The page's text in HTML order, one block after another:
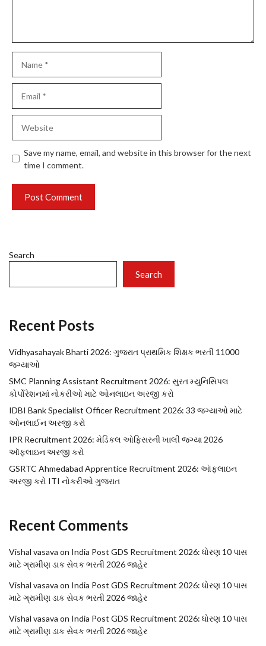
Save my name, email, and website in this browser for the next
time I comment.
Search
Search
Recent Posts
Vidhyasahayak Bharti 2026: ગુજરાત પ્રાથમિક શિક્ષક ભરતી 11000
જગ્યાઓ
SMC Planning Assistant Recruitment 2026: સુરત મ્યુનિસિપલ
કોર્પોરેશનમાં નોકરીઓ માટે ઓનલાઇન અરજી કરો
IDBI Bank Specialist Officer Recruitment 2026: 33 જગ્યાઓ માટે
ઓનલાઈન અરજી કરો
IPR Recruitment 2026: મેડિકલ ઓફિસરની ખાલી જગ્યા 2026
ઑફલાઇન અરજી કરો
GSRTC Ahmedabad Apprentice Recruitment 2026: ઑફલાઇન
અરજી કરો ITI નોકરીઓ ગુજરાત
Recent Comments
Vishal vasava on India Post GDS Recruitment 2026: ધોરણ 10 પાસ
માટે ગ્રામીણ ડાક સેવક ભરતી 2026 જાહેર
Vishal vasava on India Post GDS Recruitment 2026: ધોરણ 10 પાસ
માટે ગ્રામીણ ડાક સેવક ભરતી 2026 જાહેર
Vishal vasava on India Post GDS Recruitment 2026: ધોરણ 10 પાસ
માટે ગ્રામીણ ડાક સેવક ભરતી 2026 જાહેર